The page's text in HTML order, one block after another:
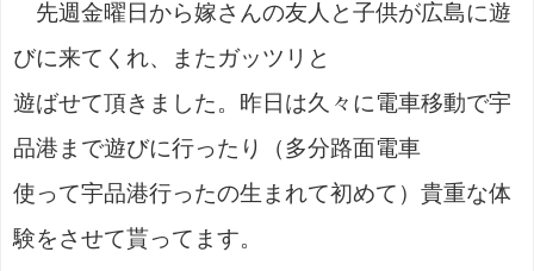
先週金曜日から嫁さんの友人と子供が広島に遊
びに来てくれ、またガッツリと
遊ばせて頂きました。昨日は久々に電車移動で宇
品港まで遊びに行ったり（多分路面電車
使って宇品港行ったの生まれて初めて）貴重な体
験をさせて貰ってます。